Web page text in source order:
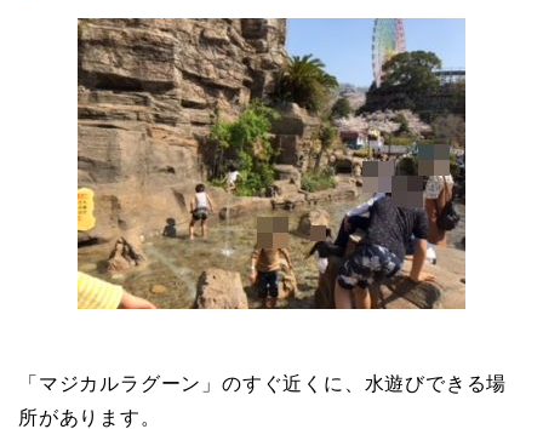
「マジカルラグーン」のすぐ近くに、水遊びできる場
所があります。